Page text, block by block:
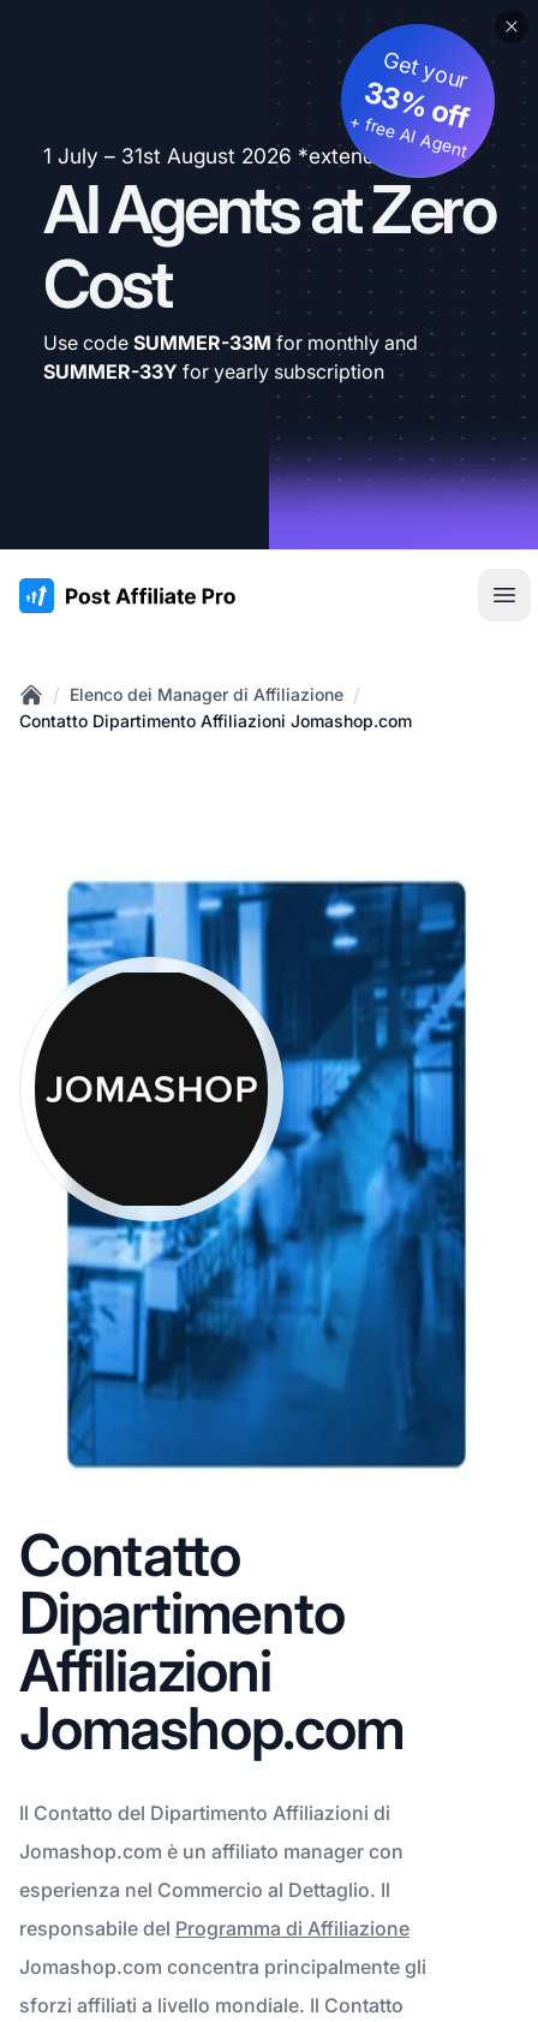
1 July – 31st August 2026 *extended
AI Agents at Zero
Cost
Get your
33% off
+ free AI Agent
Use code SUMMER-33M for monthly and
SUMMER-33Y for yearly subscription
:site.title
Home
/ Elenco dei Manager di Affiliazione /
Contatto Dipartimento Affiliazioni Jomashop.com
Contatto
Dipartimento
Affiliazioni
Jomashop.com
Il Contatto del Dipartimento Affiliazioni di
Jomashop.com è un affiliato manager con
esperienza nel Commercio al Dettaglio. Il
responsabile del Programma di Affiliazione
Jomashop.com concentra principalmente gli
sforzi affiliati a livello mondiale. Il Contatto